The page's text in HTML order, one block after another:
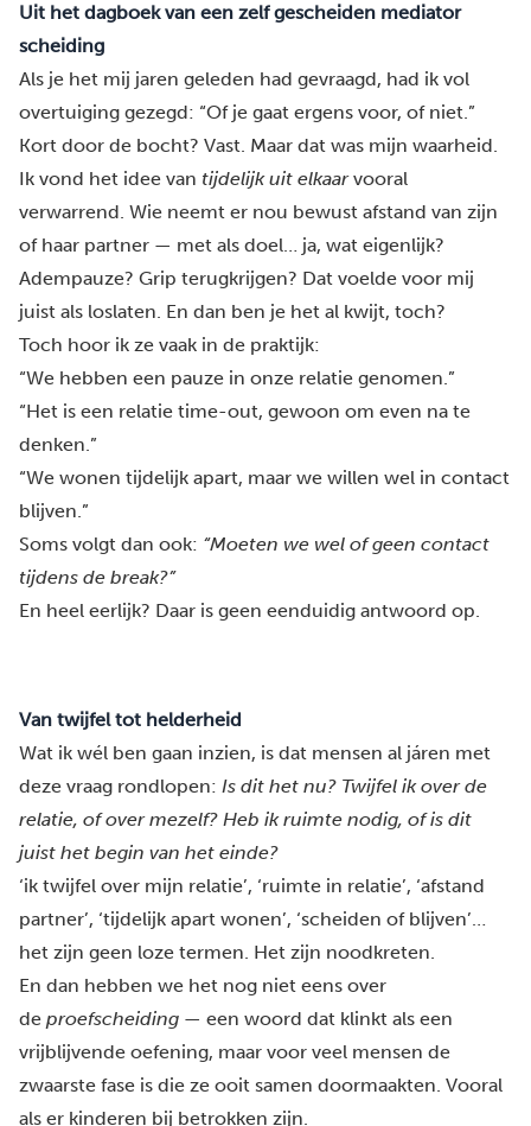
Uit het dagboek van een zelf gescheiden mediator
scheiding
Als je het mij jaren geleden had gevraagd, had ik vol
overtuiging gezegd: “Of je gaat ergens voor, of niet.”
Kort door de bocht? Vast. Maar dat was mijn waarheid.
Ik vond het idee van tijdelijk uit elkaarvooral
verwarrend. Wie neemt er nou bewust afstand van zijn
of haar partner — met als doel… ja, wat eigenlijk?
Adempauze? Grip terugkrijgen? Dat voelde voor mij
juist als loslaten. En dan ben je het al kwijt, toch?
Toch hoor ik ze vaak in de praktijk:
“We hebben een pauze in onze relatie genomen.”
“Het is een relatie time-out, gewoon om even na te
denken.”
“We wonen tijdelijk apart, maar we willen wel in contact
blijven.”
Soms volgt dan ook: “Moeten we wel of geen contact
tijdens de break?”
En heel eerlijk? Daar is geen eenduidig antwoord op.
Van twijfel tot helderheid
Wat ik wél ben gaan inzien, is dat mensen al járen met
deze vraag rondlopen: Is dit het nu? Twijfel ik over de
relatie, of over mezelf? Heb ik ruimte nodig, of is dit
juist het begin van het einde?
‘ik twijfel over mijn relatie’, ‘ruimte in relatie’, ‘afstand
partner’, ‘tijdelijk apart wonen’, ‘scheiden of blijven’…
het zijn geen loze termen. Het zijn noodkreten.
En dan hebben we het nog niet eens over
de proefscheiding — een woord dat klinkt als een
vrijblijvende oefening, maar voor veel mensen de
zwaarste fase is die ze ooit samen doormaakten. Vooral
als er kinderen bij betrokken zijn.